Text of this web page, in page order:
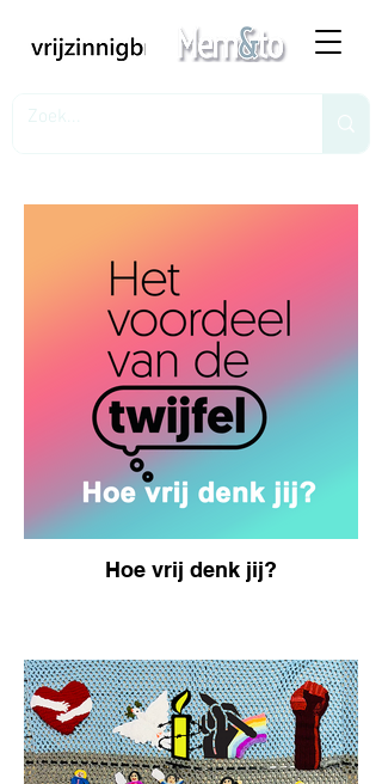
Hoe vrij denk jij?